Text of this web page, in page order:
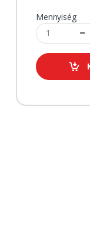
Mennyiség